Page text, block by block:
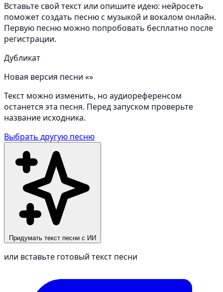
Вставьте свой текст или опишите идею: нейросеть
поможет создать песню с музыкой и вокалом онлайн.
Первую песню можно попробовать бесплатно после
регистрации.
Дубликат
Новая версия песни «»
Текст можно изменить, но аудиореференсом
останется эта песня. Перед запуском проверьте
название исходника.
Выбрать другую песню
Придумать текст песни с ИИ
или вставьте готовый текст песни